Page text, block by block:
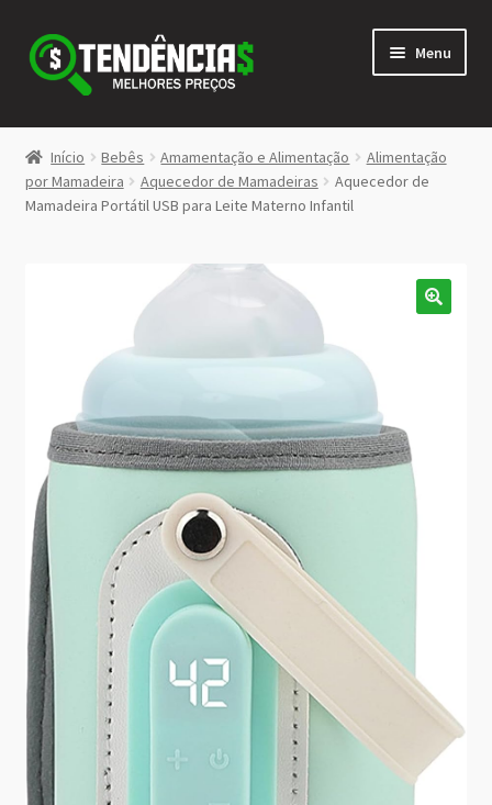
Pular
para
navegação
Pular
para
conteúdo
Menu
LOJA
<>
Início Bebês Amamentação e Alimentação
Alimentação
por Mamadeira
Aquecedor de Mamadeiras
Aquecedor de
Mamadeira Portátil USB para Leite Materno Infantil